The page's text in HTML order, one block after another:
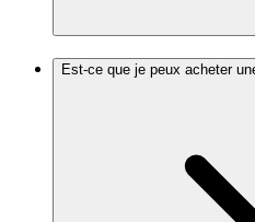
Est-ce que je peux acheter